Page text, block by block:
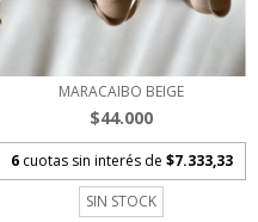
MARACAIBO BEIGE
$44.000
6 cuotas sin interés de $7.333,33
SIN STOCK